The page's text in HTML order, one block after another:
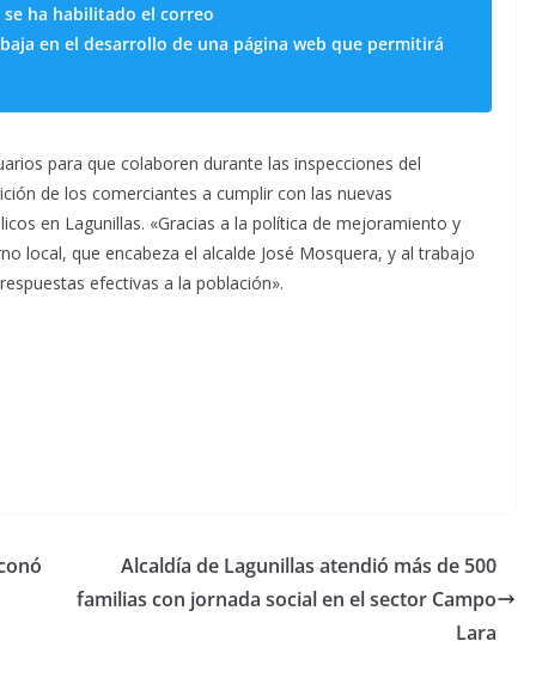
ha habilitado el correo
en el desarrollo de una página web que permitirá
para que colaboren durante las inspecciones del
de los comerciantes a cumplir con las nuevas
en Lagunillas. «Gracias a la política de mejoramiento y
local, que encabeza el alcalde José Mosquera, y al trabajo
efectivas a la población».
Alcaldía de Lagunillas atendió más de 500
familias con jornada social en el sector Campo
Lara